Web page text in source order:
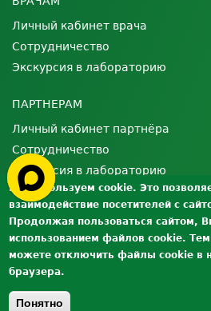
Личный кабинет врача
Сотрудничество
Экскурсия в лабораторию
ПАРТНЕРАМ
Личный кабинет партнёра
Сотрудничество
Экскурсия в лабораторию
О ЛАБОРАТОРИИ
Лицензии и сертификаты
Контроль качества
Вакансии
Документы
Мы используем cookie. Это
взаимодействие посетителей с
Продолжая пользоваться сайтом,
использованием файлов cookie.
можете отключить файлы cookie в
браузера.
Понятно